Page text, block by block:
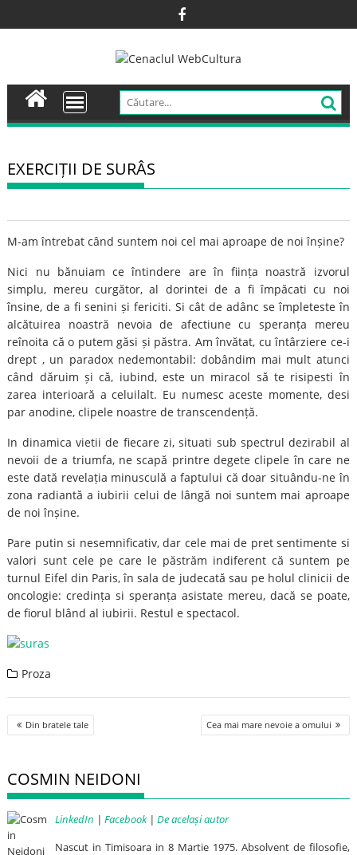
to
EXERCIȚII DE SURÂS
M-am întrebat când suntem noi cel mai aproape de noi înșine?
Nici nu bănuiam ce întindere are în ființa noastră izvorul
simplu, mereu curgător, al dorintei de a fi împăcati cu noi
însine, de a fi senini și fericiti. Si cât de adânc se împleteste în
alcătuirea noastră nevoia de afectiune cu speranța mereu
reînoita că o putem găsi și păstra. Am învătat, cu întârziere ce-i
drept , un paradox nedemontabil: dobândim mai mult atunci
când dăruim și că, iubind, este un miracol să te risipesti în
zarea interioară a celuilalt. Eu numesc aceste momente, desi
par anodine, clipele noastre de transcendență.
In dinamica vietii de fiecare zi, situati sub spectrul dezirabil al
nevoii de a triumfa, ne scapă printre degete clipele în care ne
este dată revelația minusculă a faptului că doar situându-ne în
zona radiantă a iubirii celui de lângă noi suntem mai aproape
de noi înșine.
Pare putin si nesemnificativ, dar cele mai de pret sentimente si
valori sunt cele pe care le păstrăm indiferent că suntem pe
turnul Eifel din Paris, în sala de judecată sau pe holul clinicii de
oncologie: credința si speranța asistate mereu, dacă se poate,
de fiorul blând al iubirii. Restul e spectacol.
Proza
Post
navigation
Din bratele tale Cea mai mare nevoie a omului
COSMIN NEIDONI
LinkedIn |Facebook|De același autor
Nascut in Timisoara in 8 Martie 1975. Absolvent de filosofie,